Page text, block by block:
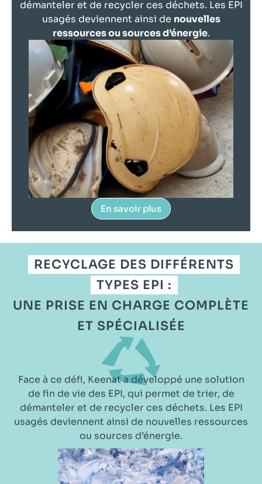
démanteler et de recycler ces déchets. Les EPI
usagés deviennent ainsi de nouvelles
ressources ou sources d’énergie.
En savoir plus
RECYCLAGE DES DIFFÉRENTS
TYPES EPI :
UNE PRISE EN CHARGE COMPLÈTE
ET SPÉCIALISÉE
Face à ce défi, Keenat a développé une solution
de fin de vie des EPI, qui permet de trier, de
démanteler et de recycler ces déchets. Les EPI
usagés deviennent ainsi de nouvelles ressources
ou sources d’énergie.